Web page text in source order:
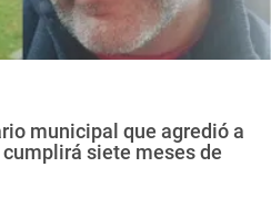
municipal que agredió a
siete meses de